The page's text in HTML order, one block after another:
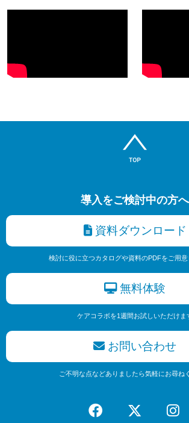
導入をご検討中の方へ
資料ダウンロード
検討に役に立つカタログや資料のPDFをご用
無料体験
ケアコラボを1週間お試しいただけま
お問い合わせ
ご不明な点などありましたら気軽にお尋ね